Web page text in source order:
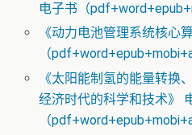
电子书（
《动力电池管理系统核心
（
《太阳能制氢的能量转换
经济时代的科学和技术》
（